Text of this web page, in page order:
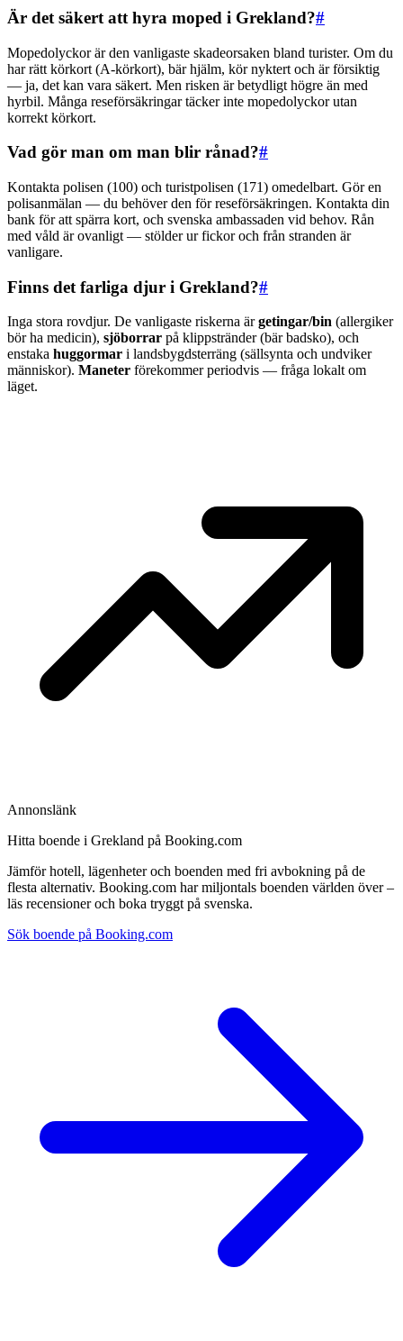
Är det säkert att hyra moped i Grekland?#
Mopedolyckor är den vanligaste skadeorsaken bland turister. Om du
har rätt körkort (A-körkort), bär hjälm, kör nyktert och är försiktig
— ja, det kan vara säkert. Men risken är betydligt högre än med
hyrbil. Många reseförsäkringar täcker inte mopedolyckor utan
korrekt körkort.
Vad gör man om man blir rånad?#
Kontakta polisen (100) och turistpolisen (171) omedelbart. Gör en
polisanmälan — du behöver den för reseförsäkringen. Kontakta din
bank för att spärra kort, och svenska ambassaden vid behov. Rån
med våld är ovanligt — stölder ur fickor och från stranden är
vanligare.
Finns det farliga djur i Grekland?#
Inga stora rovdjur. De vanligaste riskerna ärgetingar/bin (allergiker
bör ha medicin), sjöborrar på klippstränder (bär badsko), och
enstaka huggormar i landsbygdsterräng (sällsynta och undviker
människor). Maneter förekommer periodvis — fråga lokalt om
läget.
Annonslänk
Hitta boende i Grekland på Booking.com
Jämför hotell, lägenheter och boenden med fri avbokning på de
flesta alternativ. Booking.com har miljontals boenden världen över –
läs recensioner och boka tryggt på svenska.
Sök boende på Booking.com